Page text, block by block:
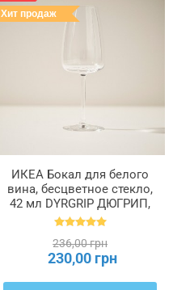
Хит продаж
ИКЕА Бокал для белого
вина, бесцветное стекло,
42 мл DYRGRIP ДЮГРИП,
803.093.02
236,00 грн
230,00 грн